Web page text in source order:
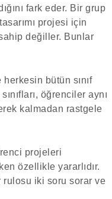
fark eder. Bir grup
projesi için
değiller. Bunlar
bütün sınıf
öğrenciler aynı
kalmadan rastgele
projeleri
özellikle yararlıdır.
iki soru sorar ve